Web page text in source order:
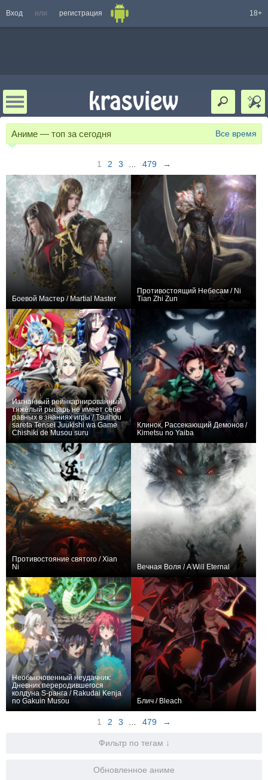
Вход или регистрация 18+
Аниме — топ за сегодня Все время
1 2 3 479 →
Боевой Мастер / Martial Master
Противостоящий Небесам / Ni
Tian Zhi Zun
Изгнанный реинкарнированный
тяжёлый рыцарь не имеет себе
равных в знаниях игры / Tsuihou
sareta Tensei Juukishi wa Game
Chishiki de Musou suru
Клинок, Рассекающий Демонов /
Kimetsu no Yaiba
Противостояние святого / Xian
Ni
Вечная Воля / A Will Eternal
Необыкновенный неудачник:
Дневник переродившегося
колдуна S-ранга / Rakudai Kenja
no Gakuin Musou
Блич / Bleach
1 2 3 479 →
Фильтр по тегам ↓
Обновленное аниме